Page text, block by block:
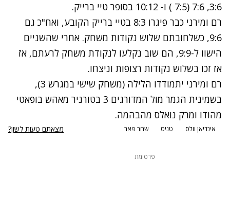
3:6, 7:6 (7:5 ) ו- 10:12 בסופר טיי ברייק.
רם ומירני כבר פיגרו 8:3 בטיי ברייק הקובע, ואח"כ גם
9:6, כשלחובתם שלוש נקודות משחק. אחרי שהשניים
הישוו ל-9:9, הם שוב נקלעו לנקודת משחק לרעתם, אז
אז זכו בשלוש נקודות רצופות וניצחו.
רם ומירני יתמודדו הלילה (משחק שישי במגרש 3),
בשמינית הגמר מול המדורגים 3 בטורניר מאהש בופאטי
מהודו ומרק נואלס מהבהמה.
אינדיאן וולס טניס שחר פאר מצאתם טעות לשון?
פרסומת